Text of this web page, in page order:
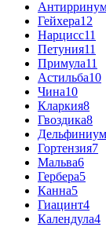
Гейхера12
Нарцисс11
Петуния11
Примула11
Астильба10
Чина10
Кларкия8
Гвоздика8
Дельфиниум
Гортензия7
Мальва6
Гербера5
Канна5
Гиацинт4
Календула4